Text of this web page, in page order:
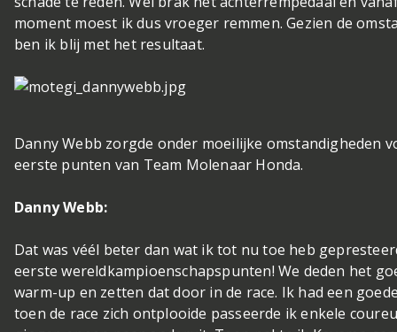
moment moest ik dus vroeger remmen. Gezien de
ben ik blij met het resultaat.
Danny Webb zorgde onder moeilijke omstandigheden
eerste punten van Team Molenaar Honda.
Danny Webb:
Dat was véél beter dan wat ik tot nu toe heb
eerste wereldkampioenschapspunten! We deden het
warm-up en zetten dat door in de race. Ik had een
toen de race zich ontplooide passeerde ik enkele